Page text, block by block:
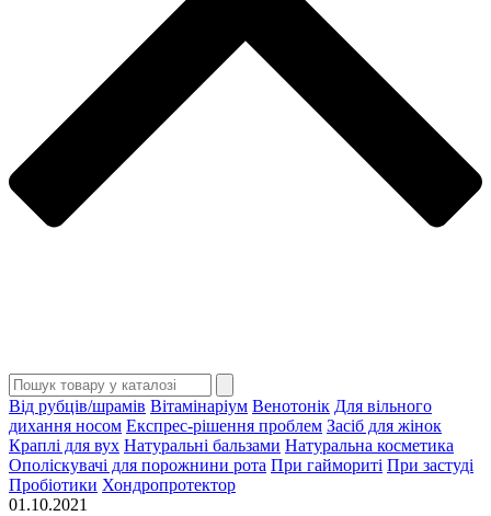
Від рубців/шрамів Вітамінаріум Венотонік Для вільного
дихання носом Експрес-рішення проблем Засіб для жінок
Краплі для вух Натуральні бальзами Натуральна косметика
Ополіскувачі для порожнини рота При гаймориті При застуді
Пробіотики Хондропротектор
01.10.2021